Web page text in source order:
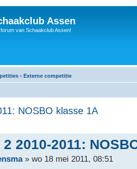
Assen
van Schaakclub Assen!
‹ Externe competitie
NOSBO klasse 1A
2010-2011:
» wo 18 mei 2011, 08:51